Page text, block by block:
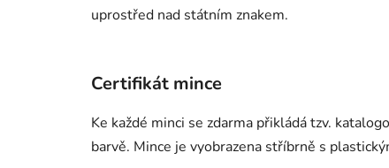
uprostřed nad státním znakem.
Certifikát mince
Ke každé minci se zdarma přikládá tzv.
barvě. Mince je vyobrazena stříbrně s